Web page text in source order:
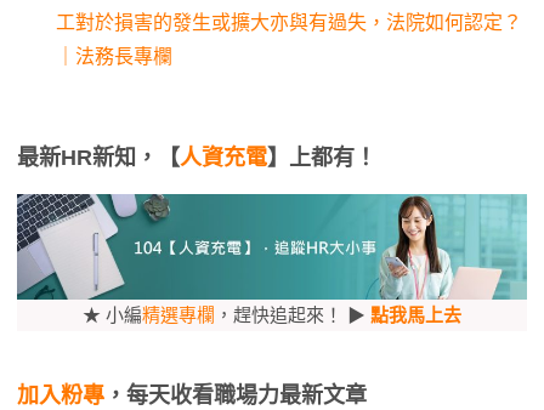
工對於損害的發生或擴大亦與有過失，法院如何認定？
｜法務長專欄
最新HR新知，【人資充電】上都有！
★ 小編精選專欄 ，趕快追起來！ ▶ 點我馬上去
加入粉專 ，每天收看職場力最新文章